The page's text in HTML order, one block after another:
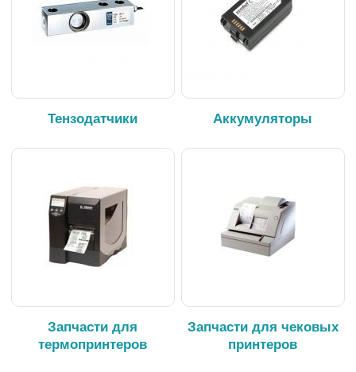
Тензодатчики Аккумуляторы
Запчасти для
термопринтеров
Запчасти для чековых
принтеров